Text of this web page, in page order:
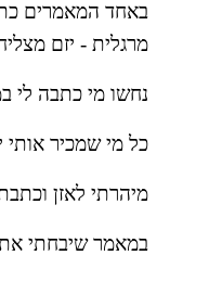
מרגלית - יזם
נחשו מי כתבה לי
כל מי שמכיר
מיהרתי לאזן
במאמר שיבחתי את